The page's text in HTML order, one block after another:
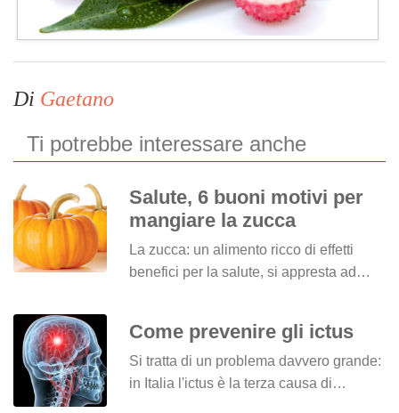
Di Gaetano
Ti potrebbe interessare anche
Salute, 6 buoni motivi per
mangiare la zucca
La zucca: un alimento ricco di effetti
benefici per la salute, si appresta ad…
Come prevenire gli ictus
Si tratta di un problema davvero grande:
in Italia l'ictus è la terza causa di…